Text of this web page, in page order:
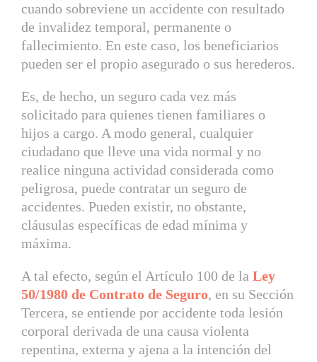
cuando sobreviene un accidente con resultado
de invalidez temporal, permanente o
fallecimiento. En este caso, los beneficiarios
pueden ser el propio asegurado o sus herederos.
Es, de hecho, un seguro cada vez más
solicitado para quienes tienen familiares o
hijos a cargo. A modo general, cualquier
ciudadano que lleve una vida normal y no
realice ninguna actividad considerada como
peligrosa, puede contratar un seguro de
accidentes. Pueden existir, no obstante,
cláusulas específicas de edad mínima y
máxima.
A tal efecto, según el Artículo 100 de la Ley
50/1980 de Contrato de Seguro, en su Sección
Tercera, se entiende por accidente toda lesión
corporal derivada de una causa violenta
repentina, externa y ajena a la intención del